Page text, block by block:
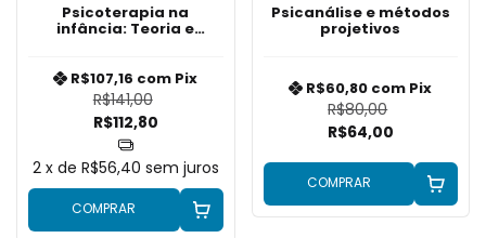
Psicoterapia na
infância: Teoria e
R$141,00
R$112,80
R$107,16 com Pix
2 x de R$56,40 sem juros
COMPRAR
Psicanálise e métodos
projetivos
R$80,00
R$64,00
R$60,80 com Pix
COMPRAR